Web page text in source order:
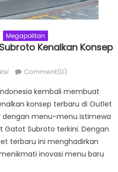
Megapolitan
Kenalkan Konsep
Comment(0)
kembali membuat
konsep terbaru di Outlet
dengan menu-menu istimewa
Subroto terkini. Dengan
terbaru ini menghadirkan
inovasi menu baru